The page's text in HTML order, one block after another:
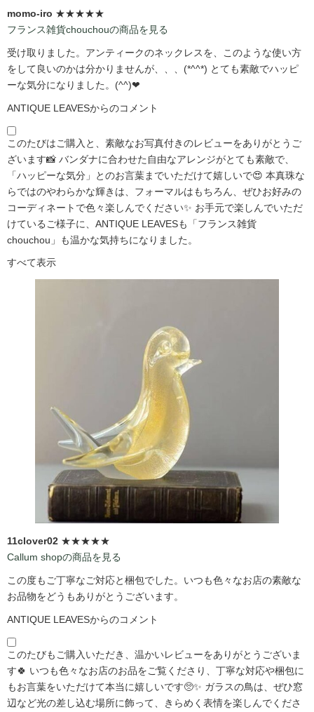
momo-iro ★★★★★
フランス雑貨chouchouの商品を見る
受け取りました。アンティークのネックレスを、このような使い方
をして良いのかは分かりませんが、、、(*^^*) とても素敵でハッピ
ーな気分になりました。(^^)❤
ANTIQUE LEAVESからのコメント
このたびはご購入と、素敵なお写真付きのレビューをありがとうご
ざいます📸 バンダナに合わせた自由なアレンジがとても素敵で、
「ハッピーな気分」とのお言葉までいただけて嬉しいで😍 本真珠な
らではのやわらかな輝きは、フォーマルはもちろん、ぜひお好みの
コーディネートで色々楽しんでください✨ お手元で楽しんでいただ
けているご様子に、ANTIQUE LEAVESも「フランス雑貨
chouchou」も温かな気持ちになりました。
すべて表示
11clover02 ★★★★★
Callum shopの商品を見る
この度もご丁寧なご対応と梱包でした。いつも色々なお店の素敵な
お品物をどうもありがとうございます。
ANTIQUE LEAVESからのコメント
このたびもご購入いただき、温かいレビューをありがとうございま
す🍀 いつも色々なお店のお品をご覧くださり、丁寧な対応や梱包に
もお言葉をいただけて本当に嬉しいです🥺✨ ガラスの鳥は、ぜひ窓
辺など光の差し込む場所に飾って、きらめく表情を楽しんでくださ